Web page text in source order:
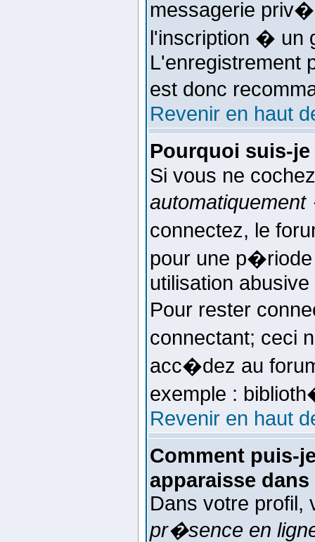
messagerie
l'inscription � un
L'enregistrement
est donc
Revenir en haut
Pourquoi suis-
Si vous ne
connectez, le
pour une
utilisation
Pour rester
connectant; ceci
acc�dez au
exemple :
Revenir en haut
Comment puis-
apparaisse
Dans votre profil,
pr�sence en